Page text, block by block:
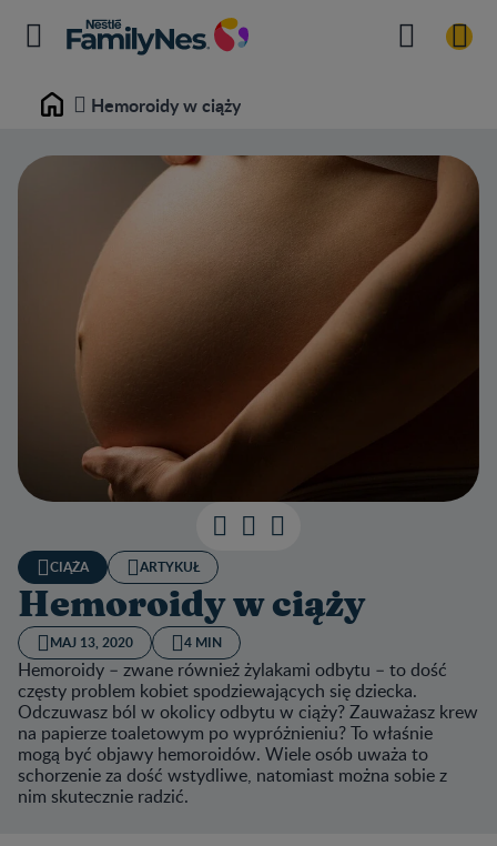
Home Hemoroidy w ciąży
CIĄŻA ARTYKUŁ
Hemoroidy w ciąży
MAJ 13, 2020 4 MIN
Hemoroidy – zwane również żylakami odbytu – to dość
częsty problem kobiet spodziewających się dziecka.
Odczuwasz ból w okolicy odbytu w ciąży? Zauważasz krew
na papierze toaletowym po wypróżnieniu? To właśnie
mogą być objawy hemoroidów. Wiele osób uważa to
schorzenie za dość wstydliwe, natomiast można sobie z
nim skutecznie radzić.